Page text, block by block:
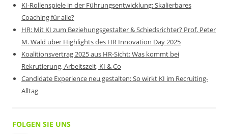
KI-Rollenspiele in der Führungsentwicklung: Skalierbares
Coaching für alle?
HR: Mit KI zum Beziehungsgestalter & Schiedsrichter? Prof. Peter
M. Wald über Highlights des HR Innovation Day 2025
Koalitionsvertrag 2025 aus HR-Sicht: Was kommt bei
Rekrutierung, Arbeitszeit, KI & Co
Candidate Experience neu gestalten: So wirkt KI im Recruiting-
Alltag
FOLGEN SIE UNS